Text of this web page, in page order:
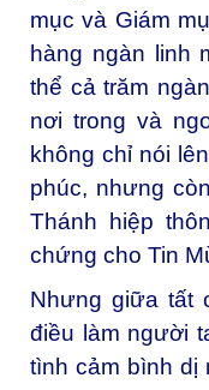
mục và Giám
hàng ngàn linh
thể cả trăm
nơi trong và
không chỉ nói
phúc, nhưng
Thánh hiệp
chứng cho Tin
Nhưng giữa tất
điều làm người
tình cảm bình dị